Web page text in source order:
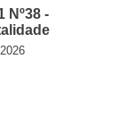
Nº38 -